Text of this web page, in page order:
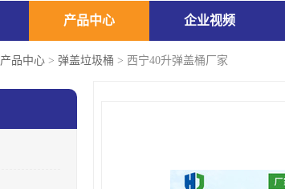
产品中心 企业视频
产品中心 > 弹盖垃圾桶 > 西宁40升弹盖桶厂家